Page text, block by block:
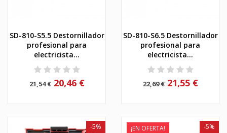
SD-810-S5.5 Destornillador
profesional para
electricista...
21,54 € 20,46 €
SD-810-S6.5 Destornillador
profesional para
electricista...
22,69 € 21,55 €
-5% ¡EN OFERTA! -5%